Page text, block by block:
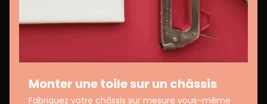
Monter une toile sur un châssis
Fabriquez votre châssis sur mesure vous-même